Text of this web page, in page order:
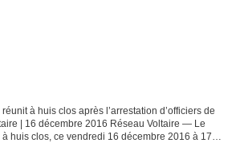
à huis clos après l’arrestation d’officiers de
| 16 décembre 2016 Réseau Voltaire — Le
huis clos, ce vendredi 16 décembre 2016 à 17h